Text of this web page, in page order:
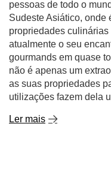
pessoas de todo o
Sudeste Asiático, onde
propriedades
atualmente o seu
gourmands em quase
não é apenas um
as suas propriedades
utilizações fazem dela
Ler mais